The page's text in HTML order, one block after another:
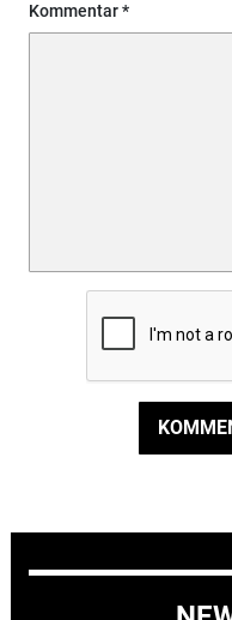
Kommentar